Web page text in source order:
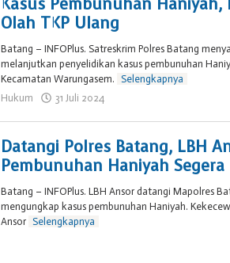
Kasus Pembunuhan Haniyah,
Olah TKP Ulang
Batang – INFOPlus. Satreskrim Polres Batang
melanjutkan penyelidikan kasus pembunuhan
Kecamatan Warungasem.
Selengkapnya
Hukum
31 Juli 2024
Datangi Polres Batang, LBH
Pembunuhan Haniyah
Batang – INFOPlus. LBH Ansor datangi Mapolres
mengungkap kasus pembunuhan Haniyah.
Ansor Selengkapnya